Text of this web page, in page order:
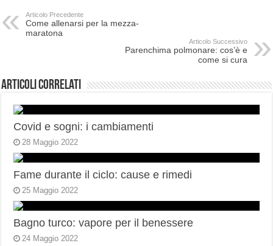
Articolo Precedente
Come allenarsi per la mezza-
maratona
Articolo Successivo
Parenchima polmonare: cos’è e
come si cura
Articoli correlati
Covid e sogni: i cambiamenti
28 Maggio 2022
Fame durante il ciclo: cause e rimedi
25 Maggio 2022
Bagno turco: vapore per il benessere
24 Maggio 2022